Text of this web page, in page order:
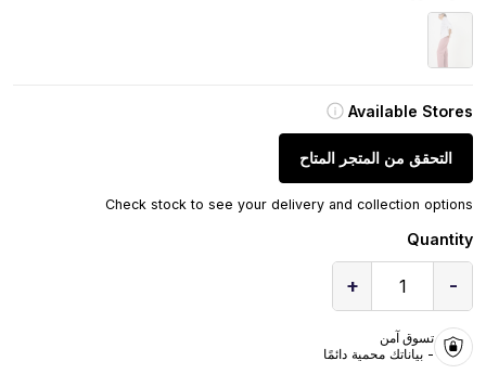
Available Stores
التحقق من المتجر المتاح
Check stock to see your delivery and collection options
Quantity
-
1
+
تسوق آمن
- بياناتك محمية دائمًا